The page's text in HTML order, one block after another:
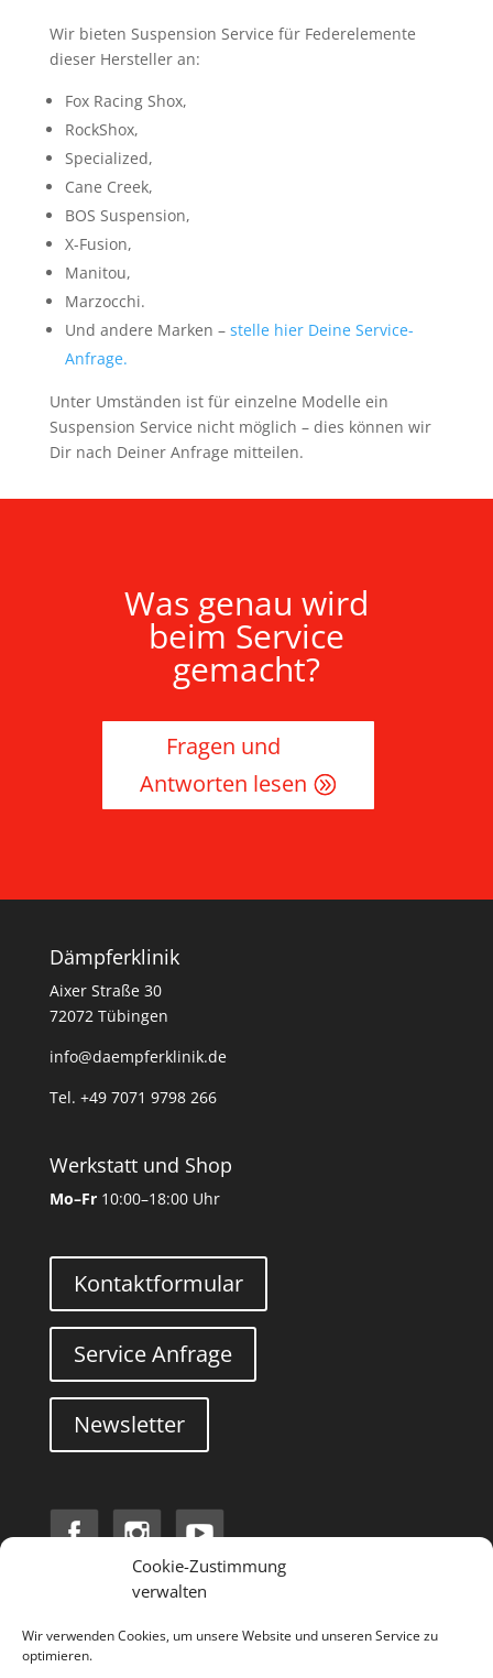
Cookie-Zustimmung
verwalten
Wir verwenden Cookies, um unsere Website und unseren Service zu
optimieren.
Wir bieten Suspension Service für Federelemente
dieser Hersteller an:
Fox Racing Shox,
RockShox,
Specialized,
Cane Creek,
BOS Suspension,
X-Fusion,
Manitou,
Marzocchi.
Und andere Marken – stelle hier Deine Service-
Anfrage.
Unter Umständen ist für einzelne Modelle ein
Suspension Service nicht möglich – dies können wir
Dir nach Deiner Anfrage mitteilen.
Was genau wird
beim Service
gemacht?
Fragen und
Antworten lesen
Dämpferklinik
Aixer Straße 30
72072 Tübingen
info@daempferklinik.de
Tel. +49 7071 9798 266
Werkstatt und Shop
Mo–Fr10:00–18:00 Uhr
Kontaktformular
Service Anfrage
Newsletter